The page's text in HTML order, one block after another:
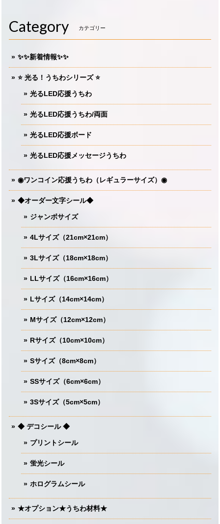
Category カテゴリー
✨✨新着情報✨✨
⭐️ 光る！うちわシリーズ ⭐️
光るLED応援うちわ
光るLED応援うちわ/両面
光るLED応援ボード
光るLED応援メッセージうちわ
◉ワンコイン応援うちわ（レギュラーサイズ）◉
◆オーダー文字シール◆
ジャンボサイズ
4Lサイズ（21cm×21cm）
3Lサイズ（18cm×18cm）
LLサイズ（16cm×16cm）
Lサイズ（14cm×14cm）
Mサイズ（12cm×12cm）
Rサイズ（10cm×10cm）
Sサイズ（8cm×8cm）
SSサイズ（6cm×6cm）
3Sサイズ（5cm×5cm）
◆ デコシール ◆
プリントシール
蛍光シール
ホログラムシール
★オプション★うちわ材料★